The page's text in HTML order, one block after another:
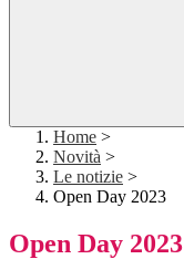
Home >
Novità >
Le notizie >
Open Day 2023
Open Day 2023